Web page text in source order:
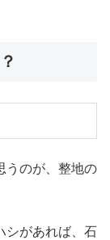
のが、整地の
があれば、石